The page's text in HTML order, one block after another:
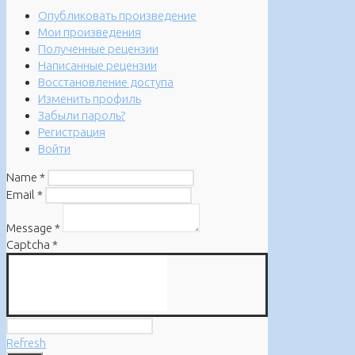
Опубликовать произведение
Мои произведения
Полученные рецензии
Написанные рецензии
Восстановление доступа
Изменить профиль
Забыли пароль?
Регистрация
Войти
Name *
Email *
Message *
Captcha *
Refresh